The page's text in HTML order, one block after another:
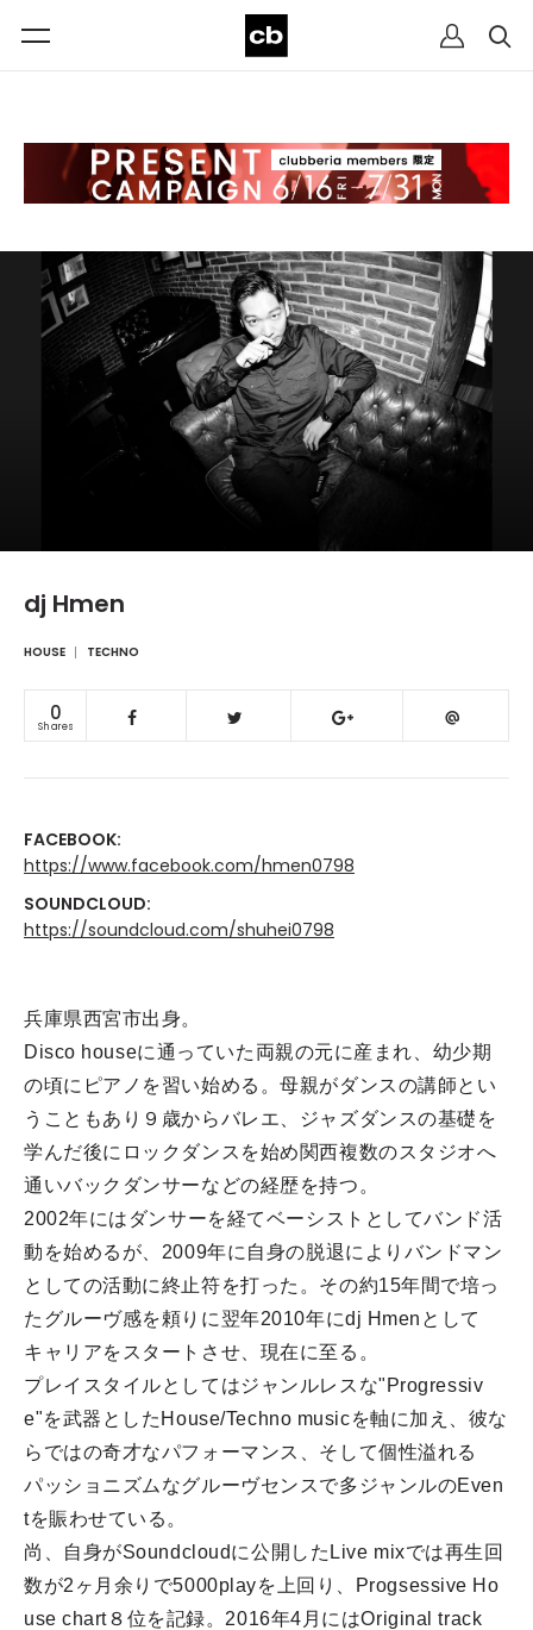
dj Hmen
HOUSE TECHNO
0
Shares
FACEBOOK:
https://www.facebook.com/hmen0798
SOUNDCLOUD:
https://soundcloud.com/shuhei0798
兵庫県西宮市出身。
Disco houseに通っていた両親の元に産まれ、幼少期
の頃にピアノを習い始める。母親がダンスの講師とい
うこともあり９歳からバレエ、ジャズダンスの基礎を
学んだ後にロックダンスを始め関西複数のスタジオへ
通いバックダンサーなどの経歴を持つ。
2002年にはダンサーを経てベーシストとしてバンド活
動を始めるが、2009年に自身の脱退によりバンドマン
としての活動に終止符を打った。その約15年間で培っ
たグルーヴ感を頼りに翌年2010年にdj Hmenとして
キャリアをスタートさせ、現在に至る。
プレイスタイルとしてはジャンルレスな"Progressiv
e"を武器としたHouse/Techno musicを軸に加え、彼な
らではの奇才なパフォーマンス、そして個性溢れる
パッショニズムなグルーヴセンスで多ジャンルのEven
tを賑わせている。
尚、自身がSoundcloudに公開したLive mixでは再生回
数が2ヶ月余りで5000playを上回り、Progsessive Ho
use chart８位を記録。2016年4月にはOriginal track